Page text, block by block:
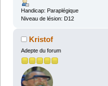
Handicap: Paraplégique
Niveau de lésion: D12
Kristof
Adepte du forum